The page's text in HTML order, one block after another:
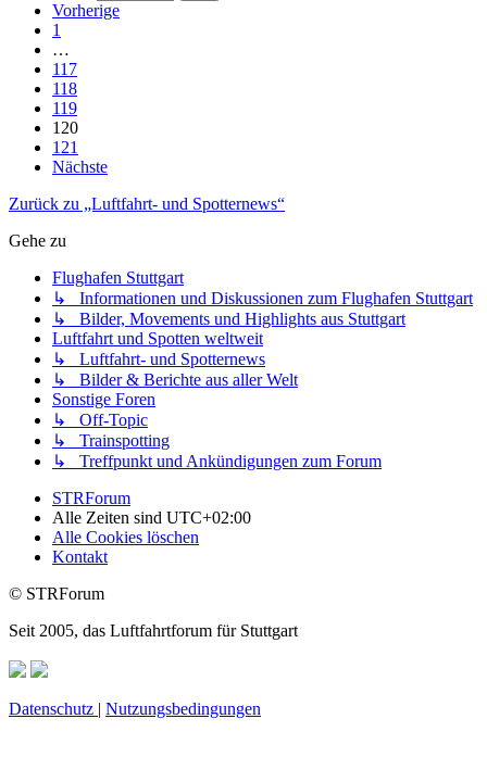
Vorherige
1
…
117
118
119
120
121
Nächste
Zurück zu „Luftfahrt- und Spotternews“
Gehe zu
Flughafen Stuttgart
↳ Informationen und Diskussionen zum Flughafen Stuttgart
↳ Bilder, Movements und Highlights aus Stuttgart
Luftfahrt und Spotten weltweit
↳ Luftfahrt- und Spotternews
↳ Bilder & Berichte aus aller Welt
Sonstige Foren
↳ Off-Topic
↳ Trainspotting
↳ Treffpunkt und Ankündigungen zum Forum
STRForum
Alle Zeiten sind UTC+02:00
Alle Cookies löschen
Kontakt
© STRForum
Seit 2005, das Luftfahrtforum für Stuttgart
Datenschutz Nutzungsbedingungen